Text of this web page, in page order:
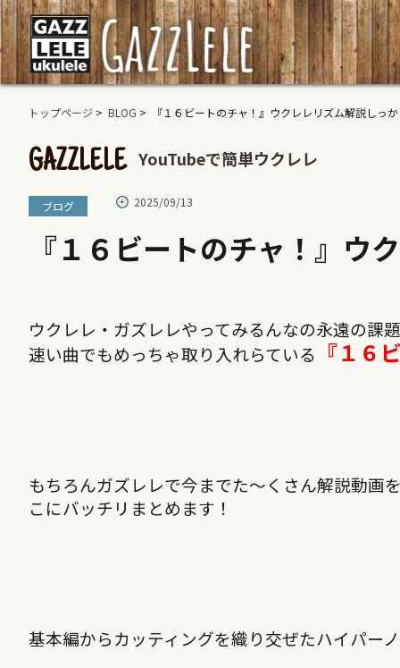
トップページ > BLOG > 『１６ビートのチャ！』ウクレレリズム解説しっか
GAZZLELE YouTubeで簡単ウクレレ
ブログ 2025/09/13
『１６ビートのチャ！』ウ
ウクレレ・ガズレレやってみるんなの永遠の課
速い曲でもめっちゃ取り入れらている
『１６
もちろんガズレレで今までた〜くさん解説動画
こにバッチリまとめます！
基本編からカッティングを織り交ぜたハイパー